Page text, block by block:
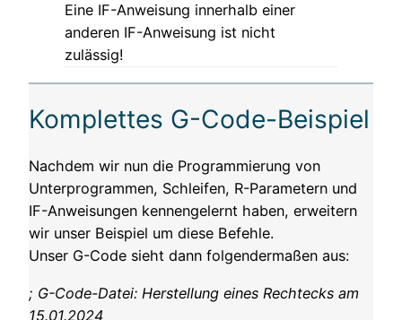
Eine IF-Anweisung innerhalb einer
anderen IF-Anweisung ist nicht
zulässig!
Komplettes G-Code-Beispiel
Nachdem wir nun die Programmierung von
Unterprogrammen, Schleifen, R-Parametern und
IF-Anweisungen kennengelernt haben, erweitern
wir unser Beispiel um diese Befehle.
Unser G-Code sieht dann folgendermaßen aus:
; G-Code-Datei: Herstellung eines Rechtecks am
15.01.2024